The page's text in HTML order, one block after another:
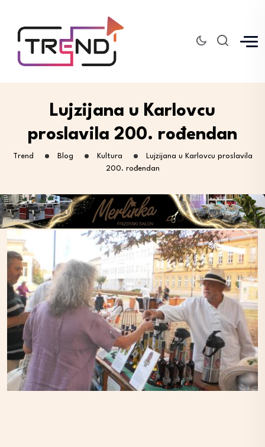
Lujzijana u Karlovcu
proslavila 200. rođendan
Trend Blog Kultura
Lujzijana u Karlovcu proslavila
200. rođendan